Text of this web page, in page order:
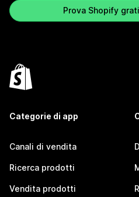
Prova Shopify
Categorie di app
Canali di vendita
Ricerca prodotti
Vendita prodotti